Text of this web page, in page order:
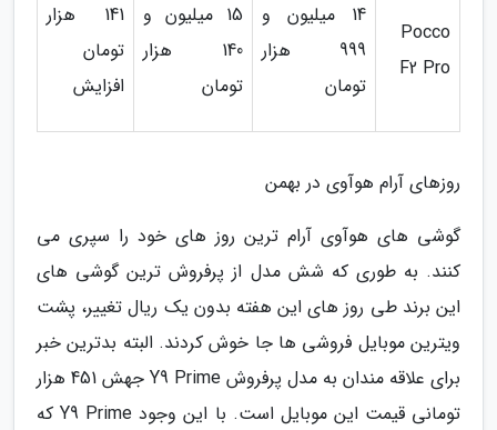
Pocco
F2 Pro
14 میلیون و
999 هزار
تومان
15 میلیون و
140 هزار
تومان
141 هزار
تومان
افزایش
روزهای آرام هوآوی در بهمن
گوشی های هوآوی آرام ترین روز های خود را سپری می
کنند. به طوری که شش مدل از پرفروش ترین گوشی های
این برند طی روز های این هفته بدون یک ریال تغییر، پشت
ویترین موبایل فروشی ها جا خوش کردند. البته بدترین خبر
برای علاقه مندان به مدل پرفروش Y9 Prime جهش 451 هزار
تومانی قیمت این موبایل است. با این وجود Y9 Prime که